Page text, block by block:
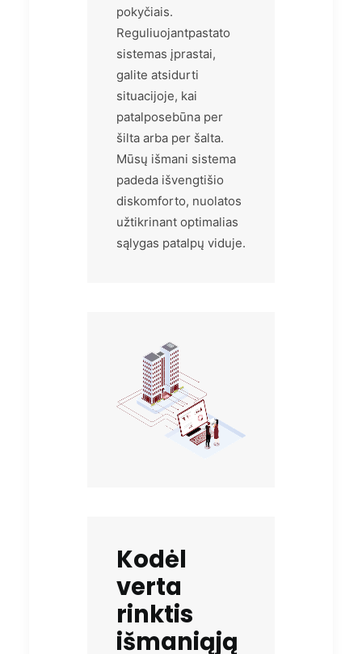
pokyčiais.
Reguliuojantpastato
sistemas įprastai,
galite atsidurti
situacijoje, kai
patalposebūna per
šilta arba per šalta.
Mūsų išmani sistema
padeda išvengtišio
diskomforto, nuolatos
užtikrinant optimalias
sąlygas patalpų viduje.
Kodėl
verta
rinktis
išmaniąją